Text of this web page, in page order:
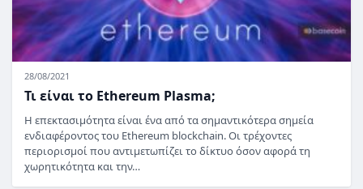
28/08/2021
Τι είναι το Ethereum Plasma;
Η επεκτασιμότητα είναι ένα από τα σημαντικότερα σημεία
ενδιαφέροντος του Ethereum blockchain. Οι τρέχοντες
περιορισμοί που αντιμετωπίζει το δίκτυο όσον αφορά τη
χωρητικότητα και την…